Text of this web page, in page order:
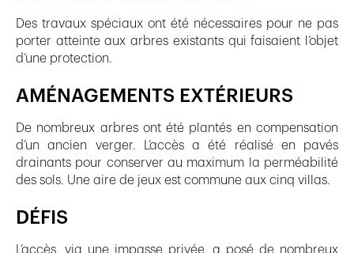
Des travaux spéciaux ont été nécessaires pour ne pas
porter atteinte aux arbres existants qui faisaient l’objet
d’une protection.
AMÉNAGEMENTS EXTÉRIEURS
De nombreux arbres ont été plantés en compensation
d’un ancien verger. L’accès a été réalisé en pavés
drainants pour conserver au maximum la perméabilité
des sols. Une aire de jeux est commune aux cinq villas.
DÉFIS
L’accès, via une impasse privée, a posé de nombreux